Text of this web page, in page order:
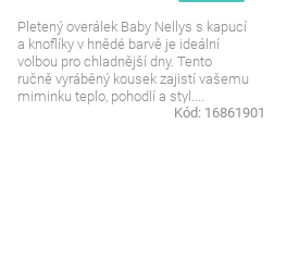
Pletený overálek Baby Nellys s kapucí
a knoflíky v hnědé barvě je ideální
volbou pro chladnější dny. Tento
ručně vyráběný kousek zajistí vašemu
miminku teplo, pohodlí a styl....
Kód: 16861901